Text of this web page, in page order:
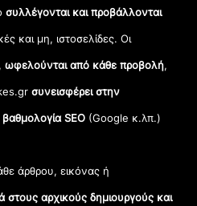
συλλέγονται και προβάλλονται
και μη, ιστοσελίδες. Οι
ωφελούνται από κάθε προβολή,
συνεισφέρει στην
SEO (Google κ.λπ.)
άρθρου, εικόνας ή
στους αρχικούς δημιουργούς και